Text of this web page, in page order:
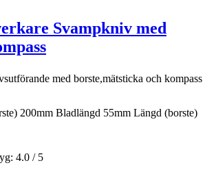
Svampkniv med
med borste,mätsticka och kompass
200mm Bladlängd 55mm Längd (borste)
4.0 / 5